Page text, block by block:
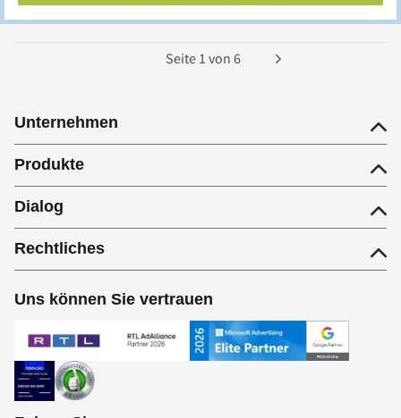
Seite 1 von 6
Unternehmen
Produkte
Dialog
Rechtliches
Uns können Sie vertrauen